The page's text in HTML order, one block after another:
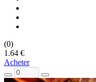
(0)
1.64 €
Acheter